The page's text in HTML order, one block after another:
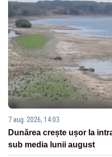
7 aug. 2026, 14:03
Dunărea crește ușor la
sub media lunii august